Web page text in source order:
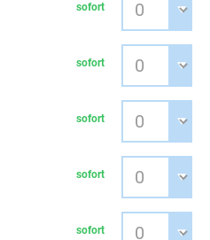
sofort
sofort
sofort
sofort
sofort